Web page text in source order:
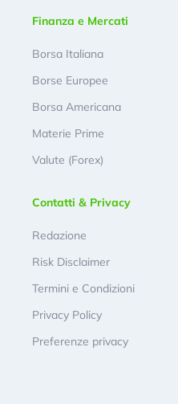
Finanza e Mercati
Borsa Italiana
Borse Europee
Borsa Americana
Materie Prime
Valute (Forex)
Contatti & Privacy
Redazione
Risk Disclaimer
Termini e Condizioni
Privacy Policy
Preferenze privacy